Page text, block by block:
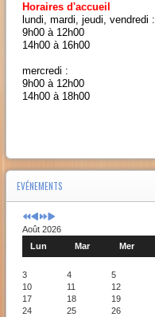
Horaires d'accueil
lundi, mardi, jeudi, vendredi :
9h00 à 12h00
14h00 à 16h00
mercredi :
9h00 à 12h00
14h00 à 18h00
EVÉNEMENTS
Août 2026
Lun
Mar Mer
3
4 5
10
11 12
17
18 19
24
25 26